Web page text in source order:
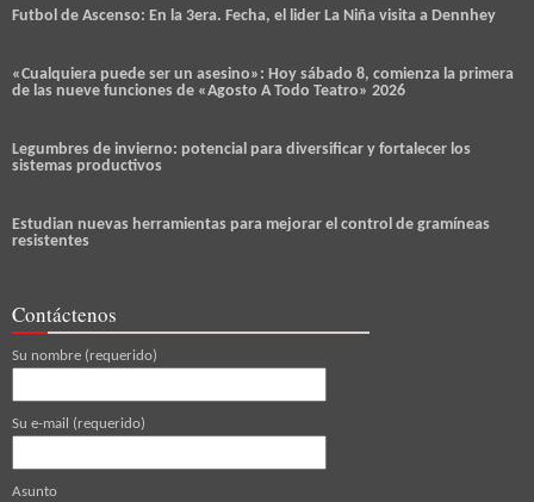
Futbol de Ascenso: En la 3era. Fecha, el lider La Niña visita a Dennhey
«Cualquiera puede ser un asesino»: Hoy sábado 8, comienza la primera
de las nueve funciones de «Agosto A Todo Teatro» 2026
Legumbres de invierno: potencial para diversificar y fortalecer los
sistemas productivos
Estudian nuevas herramientas para mejorar el control de gramíneas
resistentes
Contáctenos
Su nombre (requerido)
Su e-mail (requerido)
Asunto